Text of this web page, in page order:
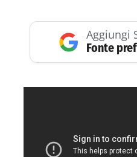
Aggiungi
Fonte